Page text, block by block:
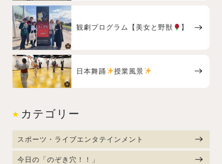
観劇プログラム【美女と野獣 】
日本舞踊 授業風景
カテゴリー
スポーツ・ライブエンタテインメント
今日の「のぞき穴！！」